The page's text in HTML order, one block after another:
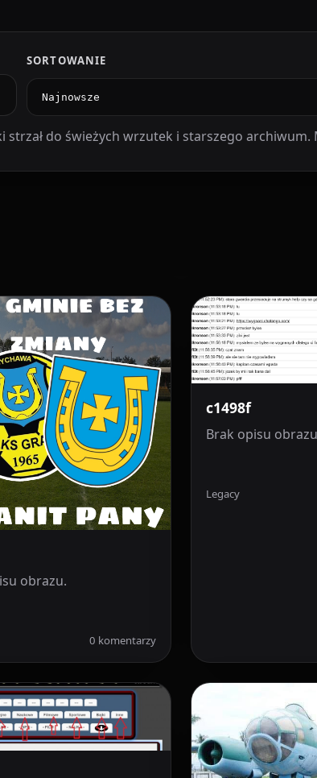
SORTOWANIE
strzał do świeżych wrzutek i starszego
obrazu.
0 komentarzy
c1498f
Brak opisu
Legacy